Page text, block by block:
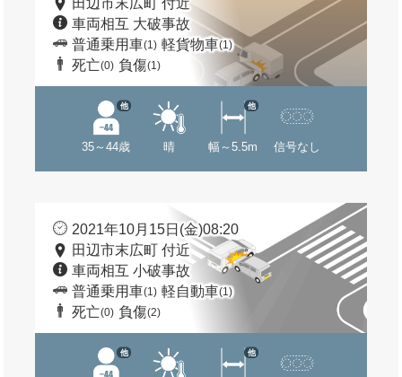
田辺市末広町 付近
車両相互 大破事故
普通乗用車(1) 軽貨物車(1)
死亡(0) 負傷(1)
35～44歳
他
晴 幅～5.5m
他
信号なし
2021年10月15日(金)08:20
田辺市末広町 付近
車両相互 小破事故
普通乗用車(1) 軽自動車(1)
死亡(0) 負傷(2)
他 他